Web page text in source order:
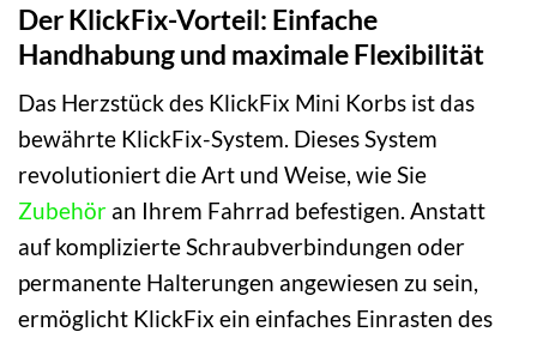
Der KlickFix-Vorteil: Einfache
Handhabung und maximale Flexibilität
Das Herzstück des KlickFix Mini Korbs ist das
bewährte KlickFix-System. Dieses System
revolutioniert die Art und Weise, wie Sie
Zubehör an Ihrem Fahrrad befestigen. Anstatt
auf komplizierte Schraubverbindungen oder
permanente Halterungen angewiesen zu sein,
ermöglicht KlickFix ein einfaches Einrasten des